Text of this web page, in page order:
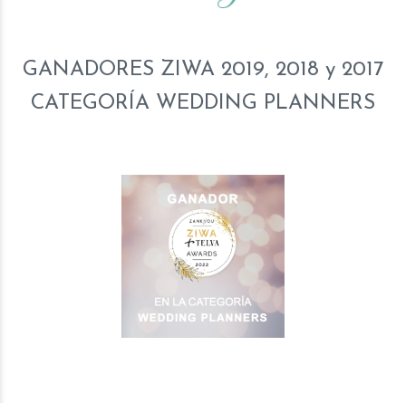
GANADORES ZIWA 2019, 2018 y 2017
CATEGORÍA WEDDING PLANNERS